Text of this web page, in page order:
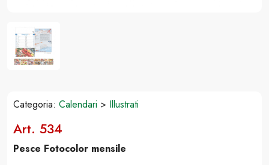
Categoria: Calendari > Illustrati
Art. 534
Pesce Fotocolor mensile